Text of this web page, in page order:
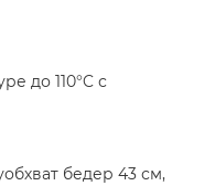
до 110°C с
бедер 43 см,